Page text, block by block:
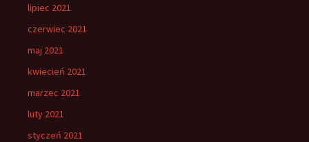
lipiec 2021
czerwiec 2021
maj 2021
kwiecień 2021
marzec 2021
luty 2021
styczeń 2021